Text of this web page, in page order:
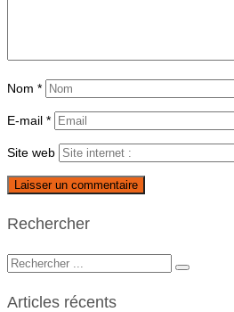
Nom *
E-mail *
Site web
Rechercher
Articles récents